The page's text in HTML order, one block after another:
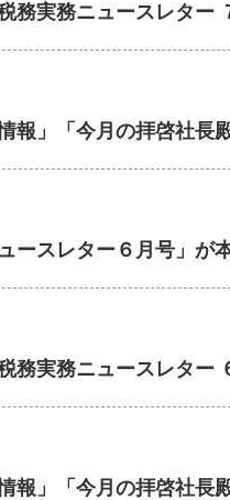
務実務ニュースレター
報」「今月の拝啓社長
ースレター６月号」が
務実務ニュースレター
報」「今月の拝啓社長